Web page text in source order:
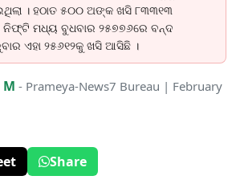
। ହଠାତ ୫୦୦ ଅଙ୍କ ଖସି ୮୩୩୧୩
ନିଫ୍ଟି ମଧ୍ୟ ବୁଧବାର ୨୫୭୭୬ରେ ବନ୍ଦ
ଏହା ୨୫୬୧୨କୁ ଖସି ଆସିଛି ।
- Prameya-News7 Bureau | February
Share